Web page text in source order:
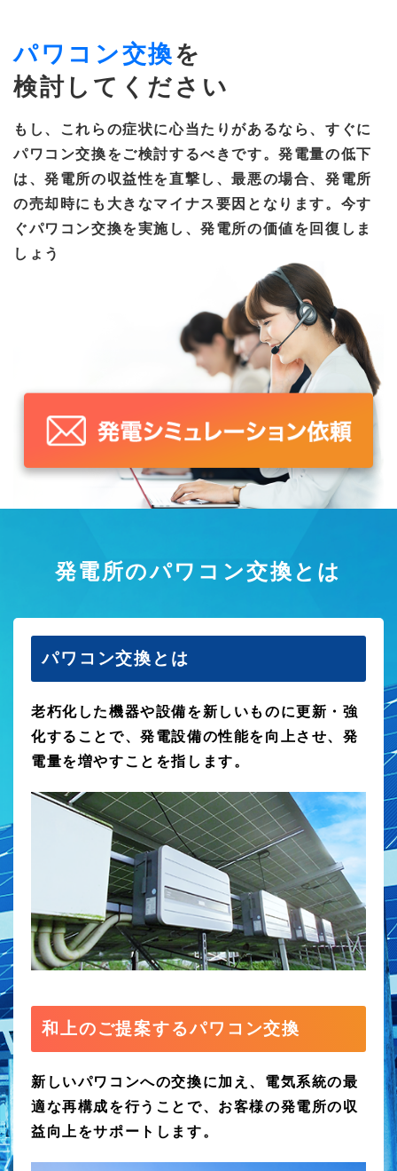
パワコン交換を
検討してください
もし、これらの症状に心当たりがあるなら、すぐに
パワコン交換をご検討するべきです。発電量の低下
は、発電所の収益性を直撃し、最悪の場合、発電所
の売却時にも大きなマイナス要因となります。今す
ぐパワコン交換を実施し、発電所の価値を回復しま
しょう
発電所のパワコン交換とは
パワコン交換とは
老朽化した機器や設備を新しいものに更新・強
化することで、発電設備の性能を向上させ、発
電量を増やすことを指します。
和上のご提案するパワコン交換
新しいパワコンへの交換に加え、電気系統の最
適な再構成を行うことで、お客様の発電所の収
益向上をサポートします。